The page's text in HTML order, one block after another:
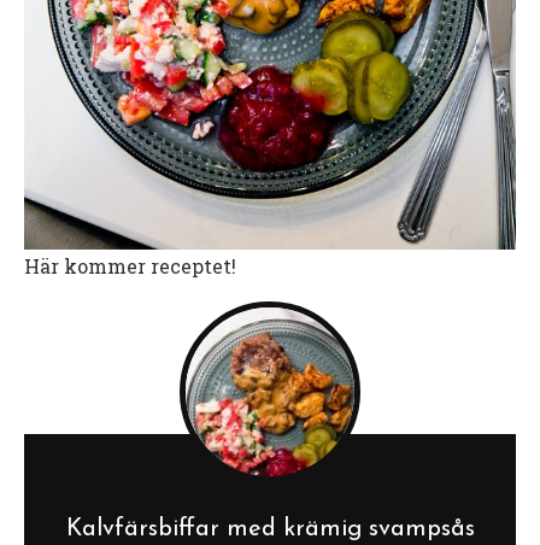
Här kommer receptet!
Kalvfärsbiffar med krämig svampsås